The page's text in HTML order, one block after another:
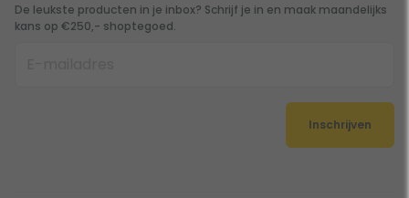
De leukste producten in je inbox? Schrijf je in en maak maandelijks
kans op €250,- shoptegoed.
Inschrijven